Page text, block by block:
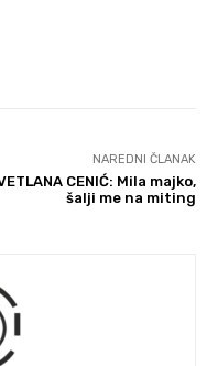
NAREDNI ČLANAK
CENIĆ: Mila majko,
šalji me na miting